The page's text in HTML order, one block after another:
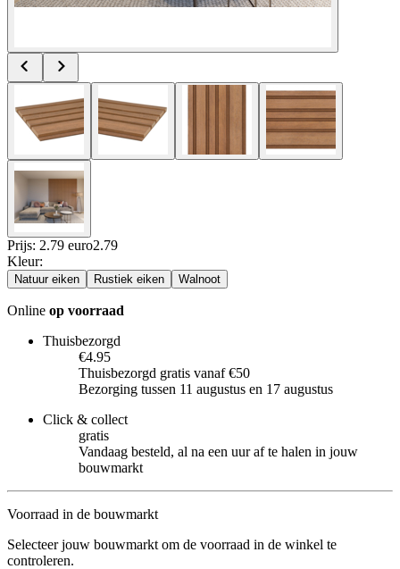
Prijs: 2.79 euro2.79
Kleur:
Natuur eiken Rustiek eiken Walnoot
Online op voorraad
Thuisbezorgd
€4.95
Thuisbezorgd gratis vanaf €50
Bezorging tussen 11 augustus en 17 augustus
Click & collect
gratis
Vandaag besteld, al na een uur af te halen in jouw
bouwmarkt
Voorraad in de bouwmarkt
Selecteer jouw bouwmarkt om de voorraad in de winkel te
controleren.